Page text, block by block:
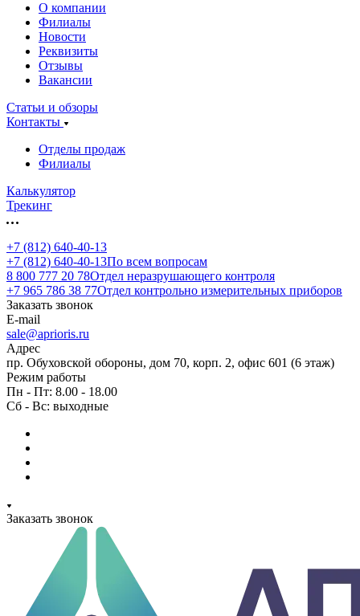
О компании
Филиалы
Новости
Реквизиты
Отзывы
Вакансии
Статьи и обзоры
Контакты
Отделы продаж
Филиалы
Калькулятор
Трекинг
+7 (812) 640-40-13
+7 (812) 640-40-13По всем вопросам
8 800 777 20 78Отдел неразрушающего контроля
+7 965 786 38 77Отдел контрольно измерительных приборов
Заказать звонок
E-mail
sale@aprioris.ru
Адрес
пр. Обуховской обороны, дом 70, корп. 2, офис 601 (6 этаж)
Режим работы
Пн - Пт: 8.00 - 18.00
Сб - Вс: выходные
Заказать звонок